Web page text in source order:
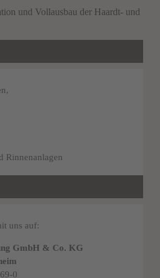
und Vollausbau der Haardt- und
Rinnenanlagen
uns auf:
GmbH & Co. KG
0